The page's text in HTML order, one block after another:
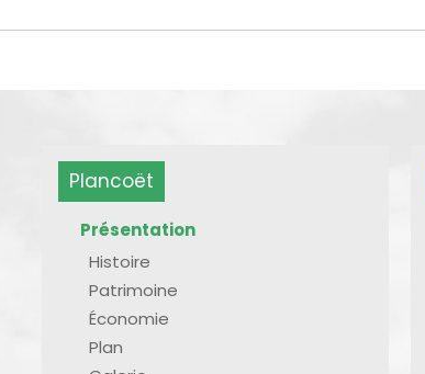
Plancoët
Présentation
Histoire
Patrimoine
Économie
Plan